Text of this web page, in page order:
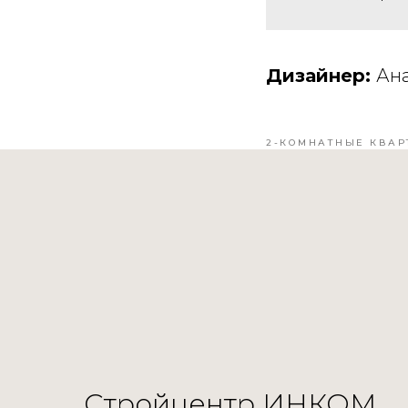
Дизайнер:
2-КОМНАТНЫЕ